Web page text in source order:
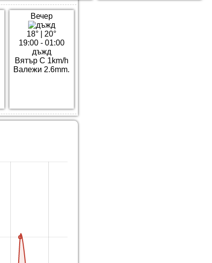
Вечер
18°
20°
19:00 - 01:00
дъжд
Вятър С 1km/h
Валежи 2.6mm.